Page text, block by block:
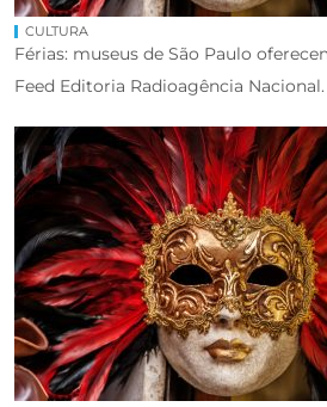
CULTURA
Férias: museus de São Paulo
Feed Editoria Radioagência Nacional.